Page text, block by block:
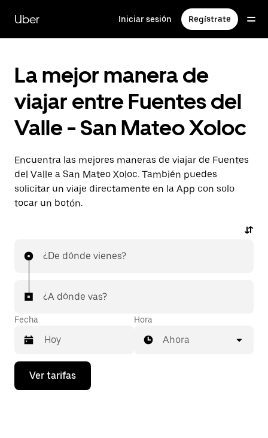
contenido
principal
Uber Iniciar sesión Regístrate
La mejor manera de
viajar entre Fuentes del
Valle - San Mateo Xoloc
Encuentra las mejores maneras de viajar de Fuentes
del Valle a San Mateo Xoloc. También puedes
solicitar un viaje directamente en la App con solo
tocar un botón.
¿De dónde vienes?
¿A dónde vas?
Fecha
Presiona
flecha
Hora
Ahora
Ver tarifas